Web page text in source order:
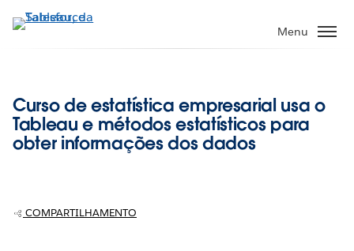
Pular
para
Menu
Curso de estatística empresarial usa o
Tableau e métodos estatísticos para
obter informações dos dados
COMPARTILHAMENTO